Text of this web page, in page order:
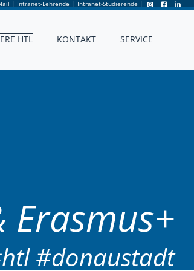
| Intranet-Lehrende | Intranet-Studierende |
HTL KONTAKT SERVICE
#donaustadt